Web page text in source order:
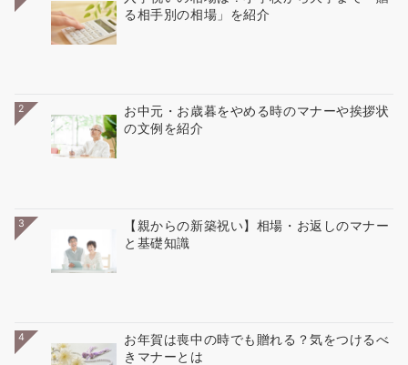
送
る相手別の相場」を紹介
2
お中元・お歳暮をやめる時のマナーや挨拶状
の文例を紹介
3
【親からの新築祝い】相場・お返しのマナー
と基礎知識
4
お年賀は喪中の時でも贈れる？気をつけるべ
きマナーとは